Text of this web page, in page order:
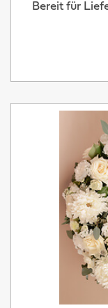
Bereit für